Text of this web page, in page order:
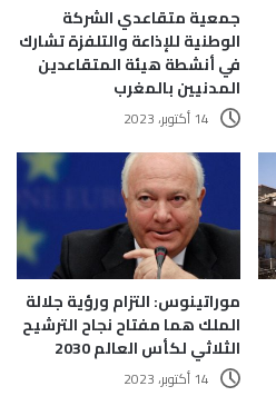
جمعية متقاعدي الشركة
الوطنية للإذاعة والتلفزة تشارك
في أنشطة هيئة المتقاعدين
المدنيين بالمغرب
14 أكتوبر، 2023
موراتينوس: التزام ورؤية جلالة
الملك هما مفتاح نجاح الترشيح
الثلاثي لكأس العالم 2030
14 أكتوبر، 2023